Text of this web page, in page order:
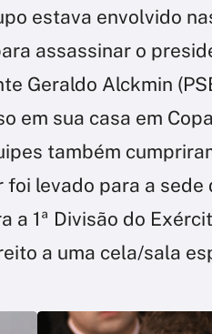
estava envolvido
assassinar o
Geraldo Alckmin
em sua casa em
também
foi levado para a sede
a 1ª Divisão do
a uma cela/sala